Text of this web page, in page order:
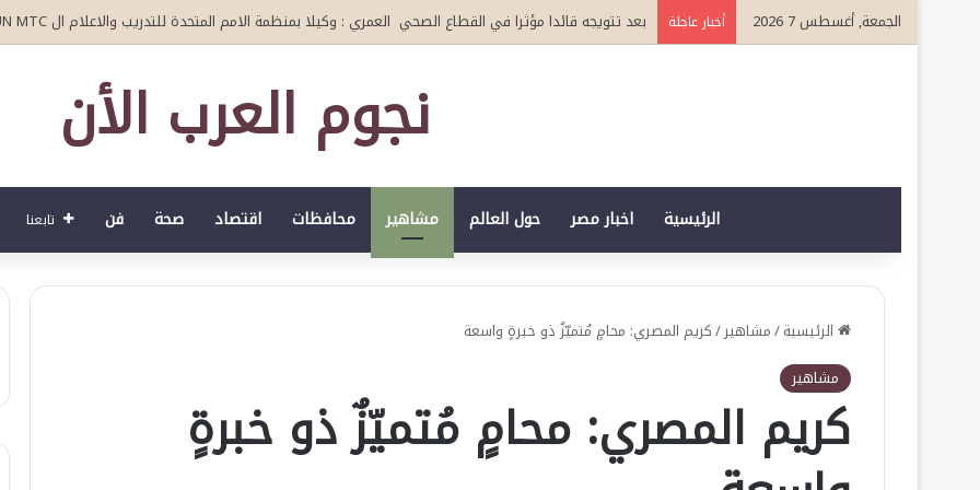
الجمعة, أغسطس 7 2026 أخبار عاجلة بعد تتويجه قائدا مؤثرا في القطاع الصحي العمري : وكيلا بمنظمة الامم المتحدة للتدريب والاعلام ال UN MTC بالمملكة ودول الخليج العربي
نجوم العرب الأن
الرئيسية اخبار مصر حول العالم مشاهير محافظات اقتصاد صحة فن تابعنا
الرئيسية/مشاهير/كريم المصري: محامٍ مُتميّزٌ ذو خبرةٍ واسعة
مشاهير
كريم المصري: محامٍ مُتميّزٌ ذو خبرةٍ